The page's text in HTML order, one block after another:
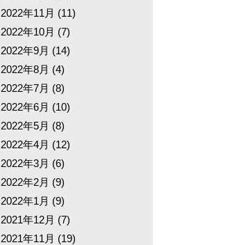
2022年11月 (11)
2022年10月 (7)
2022年9月 (14)
2022年8月 (4)
2022年7月 (8)
2022年6月 (10)
2022年5月 (8)
2022年4月 (12)
2022年3月 (6)
2022年2月 (9)
2022年1月 (9)
2021年12月 (7)
2021年11月 (19)